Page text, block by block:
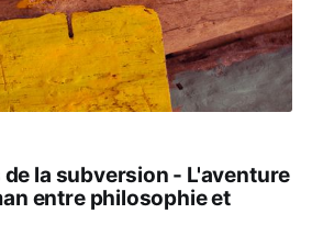
la subversion - L'aventure
entre philosophie et